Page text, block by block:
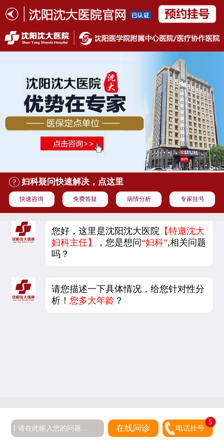
妇科疑问快速解决，点这里
快速咨询 免费答疑 病情分析 专家挂号
您好，这里是沈阳沈大医院 【特邀沈大
妇科主任】
，您是想问“妇科”,相关问题
吗？
请您描述一下具体情况，给您针对性分
析！您多大年龄 ？
在线问诊 电话挂号
5